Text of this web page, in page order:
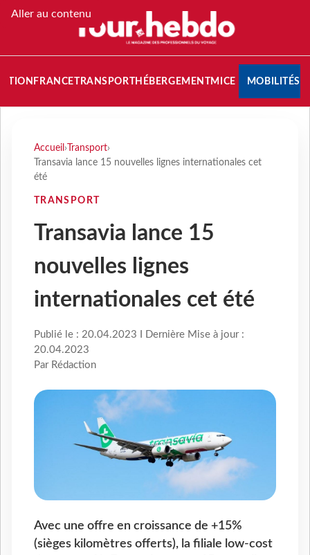
Aller au contenu
FRANCETRANSPORT HÉBERGEMENTMICE MOBILITÉS
Accueil › Transport›
Transavia lance 15 nouvelles lignes internationales cet
été
TRANSPORT
Transavia lance 15
nouvelles lignes
internationales cet été
Publié le : 20.04.2023 I Dernière Mise à jour :
20.04.2023
Par Rédaction
Avec une offre en croissance de +15%
(sièges kilomètres offerts), la filiale low-cost